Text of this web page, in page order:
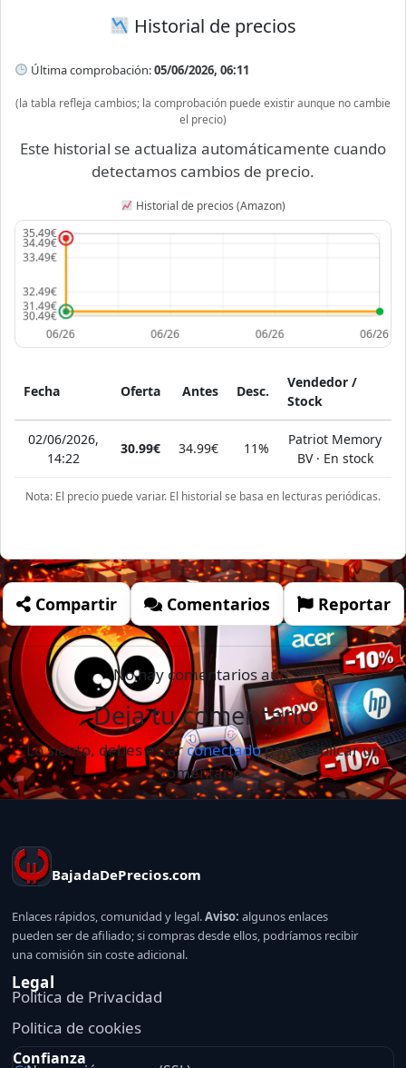
Historial de precios
Última comprobación:05/06/2026, 06:11
(la tabla refleja cambios; la comprobación puede existir aunque no cambie
el precio)
Este historial se actualiza automáticamente cuando
detectamos cambios de precio.
Historial de precios (Amazon)
Fecha Oferta Antes Desc.
Vendedor /
Stock
02/06/2026,
14:22
30.99€ 34.99€ 11%
Patriot Memory
BV · En stock
Nota: El precio puede variar. El historial se basa en lecturas periódicas.
Compartir Comentarios Reportar
No hay comentarios aún.
Deja tu comentario
Lo siento, debes estarconectadopara publicar un
comentario.
BajadaDePrecios.com
Enlaces rápidos, comunidad y legal.Aviso: algunos enlaces
pueden ser de afiliado; si compras desde ellos, podríamos recibir
una comisión sin coste adicional.
Legal
Politica de Privacidad
Politica de cookies
Confianza